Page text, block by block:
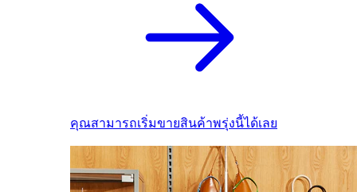
คุณสามารถเริ่มขายสินค้าพรุ่งนี้ได้เลย